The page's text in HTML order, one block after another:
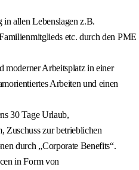
allen Lebenslagen z.B.
etc. durch den PME
moderner Arbeitsplatz in einer
Arbeiten und einen
30 Tage Urlaub,
Zuschuss zur betrieblichen
durch „Corporate Benefits“.
in Form von